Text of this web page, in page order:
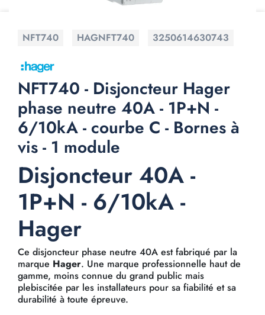
NFT740 HAGNFT740 3250614630743
NFT740 - Disjoncteur Hager
phase neutre 40A - 1P+N -
6/10kA - courbe C - Bornes à
vis - 1 module
Disjoncteur 40A -
1P+N - 6/10kA -
Hager
Ce disjoncteur phase neutre 40A est fabriqué par la
marque Hager. Une marque professionnelle haut de
gamme, moins connue du grand public mais
plebiscitée par les installateurs pour sa fiabilité et sa
durabilité à toute épreuve.